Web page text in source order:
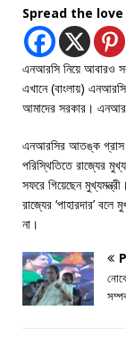
Spread the love
এনআরসি নিয়ে আবারও
এখানে (বাংলায়)
আমাদের সরকার।
এনআরসির আতঙ্ক গ্রাস
পরিস্থিতিতে রাজ্যের
সফরে গিয়েছেন
রাজ্যের ‘পাহারদার’
না।